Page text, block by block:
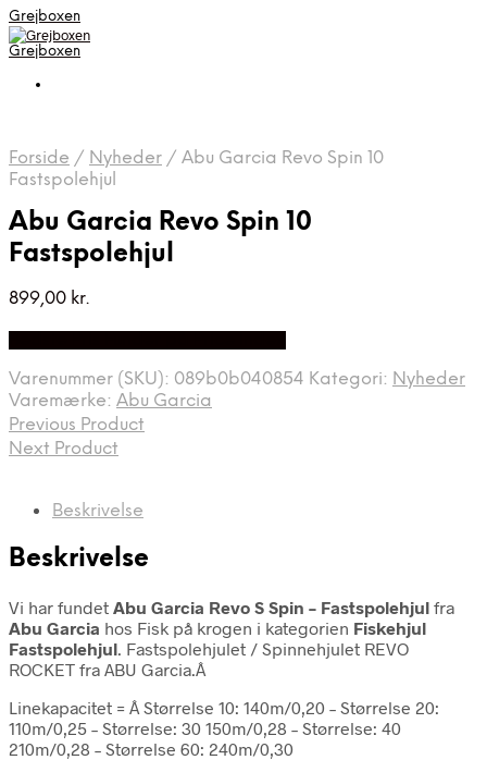
Grejboxen
Grejboxen
Forside / Nyheder / Abu Garcia Revo Spin 10
Fastspolehjul
Abu Garcia Revo Spin 10
Fastspolehjul
899,00 kr.
Varenummer (SKU): 089b0b040854 Kategori: Nyheder
Varemærke: Abu Garcia
Previous Product
Next Product
Beskrivelse
Beskrivelse
Vi har fundet Abu Garcia Revo S Spin – Fastspolehjul fra
Abu Garcia hos Fisk på krogen i kategorien Fiskehjul
Fastspolehjul. Fastspolehjulet / Spinnehjulet REVO
ROCKET fra ABU Garcia.Â
Linekapacitet = Â Størrelse 10: 140m/0,20 – Størrelse 20:
110m/0,25 – Størrelse: 30 150m/0,28 – Størrelse: 40
210m/0,28 – Størrelse 60: 240m/0,30